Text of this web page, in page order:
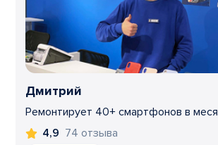
Дмитрий
Ремонтирует 40+ смартфонов в
4,9 74 отзыва